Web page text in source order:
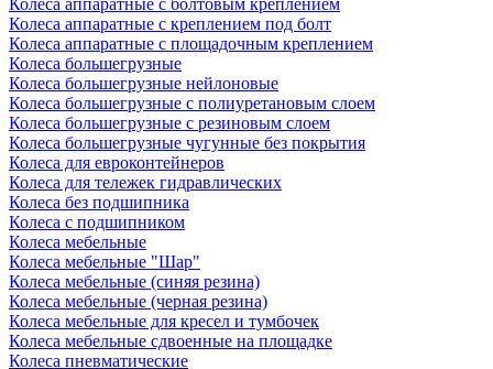
Колеса аппаратные с болтовым креплением
Колеса аппаратные с креплением под болт
Колеса аппаратные с площадочным креплением
Колеса большегрузные
Колеса большегрузные нейлоновые
Колеса большегрузные с полиуретановым слоем
Колеса большегрузные с резиновым слоем
Колеса большегрузные чугунные без покрытия
Колеса для евроконтейнеров
Колеса для тележек гидравлических
Колеса без подшипника
Колеса с подшипником
Колеса мебельные
Колеса мебельные "Шар"
Колеса мебельные (синяя резина)
Колеса мебельные (черная резина)
Колеса мебельные для кресел и тумбочек
Колеса мебельные сдвоенные на площадке
Колеса пневматические